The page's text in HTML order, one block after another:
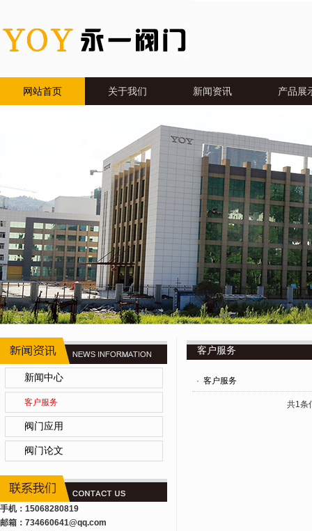
网站首页 关于我们 新闻资讯 产品展
新闻中心
客户服务
阀门应用
阀门论文
手机：15068280819
邮箱：734660641@qq.com
客户服务
· 客户服务
共1条